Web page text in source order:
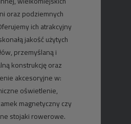
oraz podziemnych
ich atrakcyjny
jakość użytych
przemyślaną i
konstrukcję oraz
akcesoryjne w:
oświetlenie,
magnetyczny czy
stojaki rowerowe.